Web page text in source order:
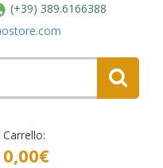
(+39) 389.6166388
Carrello:
0,00€